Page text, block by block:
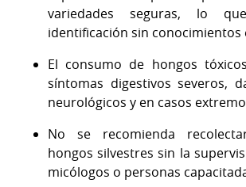
variedades seguras, lo
identificación sin conocimientos
El consumo de hongos
síntomas digestivos severos,
neurológicos y en casos
No se recomienda
hongos silvestres sin la
micólogos o personas